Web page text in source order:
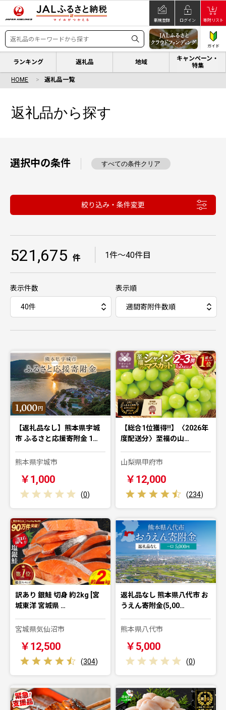
新規登録 ログイン 寄附リスト
ガイド
ランキング 返礼品 地域
キャンペーン・
特集
HOME 返礼品一覧
返礼品から探す
選択中の条件 すべての条件クリア
絞り込み・条件変更
521,675 件 1件〜40件目
表示件数 表示順
【返礼品なし】熊本県宇城
市 ふるさと応援寄附金 1…
熊本県宇城市
￥1,000
(0)
【総合1位獲得!!】〈2026年
度配送分〉至福の山…
山梨県甲府市
￥12,000
(234)
訳あり 銀鮭 切身 約2kg [宮
城東洋 宮城県 …
宮城県気仙沼市
￥12,500
(304)
返礼品なし 熊本県八代市 お
うえん寄附金(5,00…
熊本県八代市
￥5,000
(0)